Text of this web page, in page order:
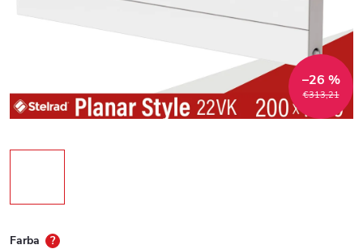
€313,21
–26 %
Farba ?